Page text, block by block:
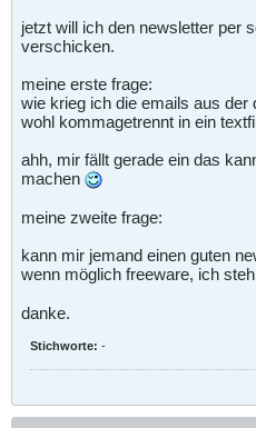
jetzt will ich den newsletter per
verschicken.
meine erste frage:
wie krieg ich die emails aus
wohl kommagetrennt in ein
ahh, mir fällt gerade ein das
machen
meine zweite frage:
kann mir jemand einen guten
wenn möglich freeware, ich
danke.
Stichworte: -